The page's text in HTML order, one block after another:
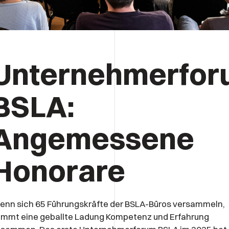
sich 65 Führungskräfte der BSLA-Büros versammeln,
eine geballte Ladung Kompetenz und Erfahrung